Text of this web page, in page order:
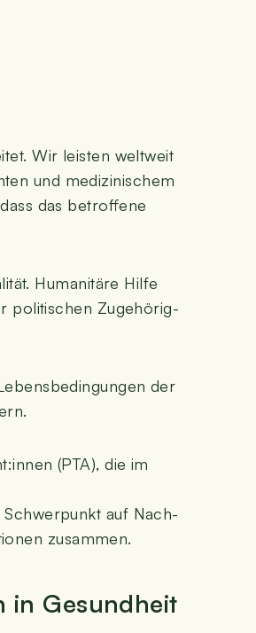
Wir leis­ten welt­weit
und medi­zi­ni­schem
das betrof­fe­ne
Huma­ni­tä­re Hil­fe
poli­ti­schen Zuge­hö­rig­
der
(PTA), die im
Schwer­punkt auf Nach­
zusammen.
in Gesundheit